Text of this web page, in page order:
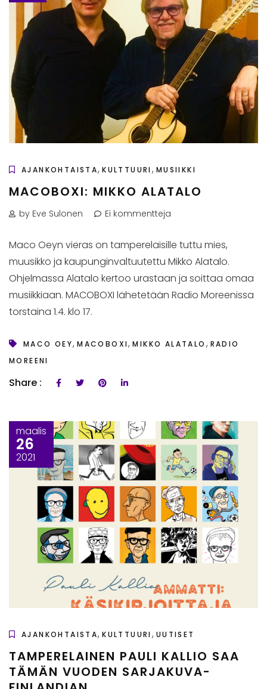
AJANKOHTAISTA,KULTTUURI, MUSIIKKI
MACOBOXI: MIKKO ALATALO
by Eve Sulonen Ei kommentteja
Maco Oeyn vieras on tamperelaisille tuttu mies,
muusikko ja kaupunginvaltuutettu Mikko Alatalo.
Ohjelmassa Alatalo kertoo urastaan ja soittaa omaa
musiikkiaan. MACOBOXI lähetetään Radio Moreenissa
torstaina 1.4. klo 17.
MACO OEY,MACOBOXI,MIKKO ALATALO , RADIO
MOREENI
Share :
maalis
26
2021
AJANKOHTAISTA,KULTTUURI, UUTISET
TAMPERELAINEN PAULI KALLIO SAA
TÄMÄN VUODEN SARJAKUVA-